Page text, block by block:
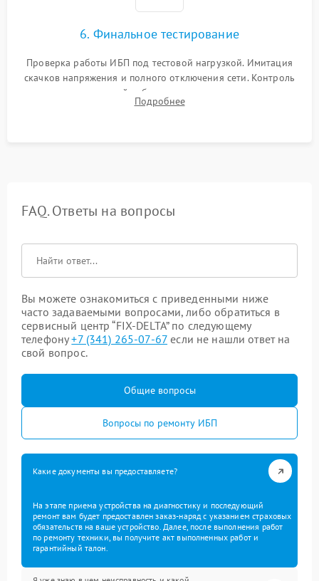
6. Финальное тестирование
Проверка работы ИБП под тестовой нагрузкой. Имитация
скачков напряжения и полного отключения сети. Контроль
времени автономной работы, температурного режима и
корректности формы выходного сигнала.
Подробнее
FAQ. Ответы на вопросы
Вы можете ознакомиться с приведенными ниже
часто задаваемыми вопросами, либо обратиться в
сервисный центр “FIX-DELTA” по следующему
телефону+7 (341) 265-07-67 если не нашли ответ на
свой вопрос.
Общие вопросы
Вопросы по ремонту ИБП
Какие документы вы предоставляете?
На этапе приема устройства на диагностику и последующий
ремонт вам будет предоставлен заказ-наряд с указанием страховых
обязательств на ваше устройство. Далее, после выполнения работ
по ремонту техники, вы получите акт выполненных работ и
гарантийный талон.